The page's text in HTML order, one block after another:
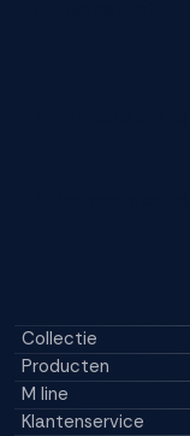
Collectie
Producten
M line
Klantenservice